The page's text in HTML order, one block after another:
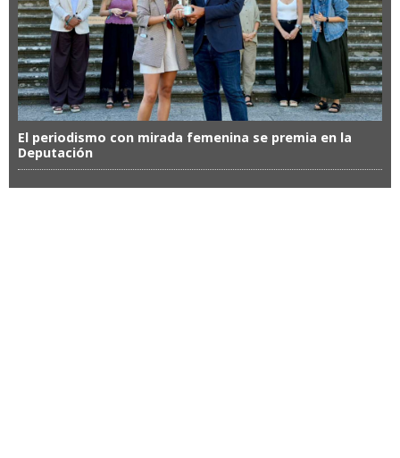
El periodismo con mirada femenina se premia en la
Deputación